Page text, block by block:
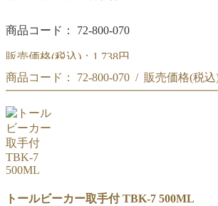
商品コード： 72-800-070
販売価格(税込)： 1,738円
リカシツ トールビーカー取手付 300ML
商品コード： 72-800-070 / 販売価格(税込)
リカシツ トールビーカー取手付 300ML TBK-7
トールビーカー取手付 TBK-7 500ML